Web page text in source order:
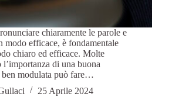
chiaramente le parole e
modo efficace, è fondamentale
chiaro ed efficace. Molte
di una buona
ben modulata può fare…
25 Aprile 2024